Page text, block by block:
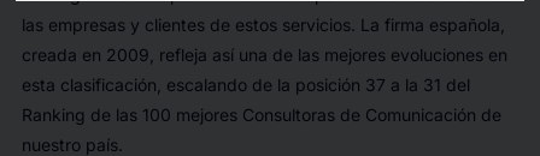
las empresas y clientes de estos servicios. La firma española,
creada en 2009, refleja así una de las mejores evoluciones en
esta clasificación, escalando de la posición 37 a la 31 del
Ranking de las 100 mejores Consultoras de Comunicación de
nuestro país.